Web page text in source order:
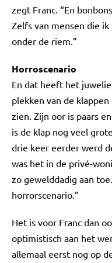
zegt Franc. “En
Zelfs van mensen die
onder de riem.”
Horroscenario
En dat heeft het
plekken van de
zien. Zijn oor is paars
is de klap nog veel
drie keer eerder werd
was het in de privé-
zo gewelddadig aan
horrorscenario.”
Het is voor Franc dan
optimistisch aan het
allemaal eerst nog op